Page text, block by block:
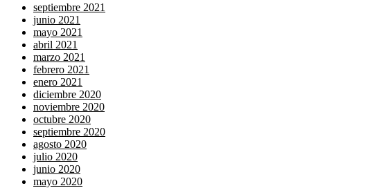
septiembre 2021
junio 2021
mayo 2021
abril 2021
marzo 2021
febrero 2021
enero 2021
diciembre 2020
noviembre 2020
octubre 2020
septiembre 2020
agosto 2020
julio 2020
junio 2020
mayo 2020